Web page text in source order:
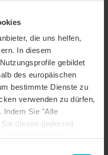
die uns helfen,
In diesem
gebildet
des europäischen
bestimmte Dienste zu
verwenden zu dürfen,
Indem Sie "Alle
diesen (jederzeit